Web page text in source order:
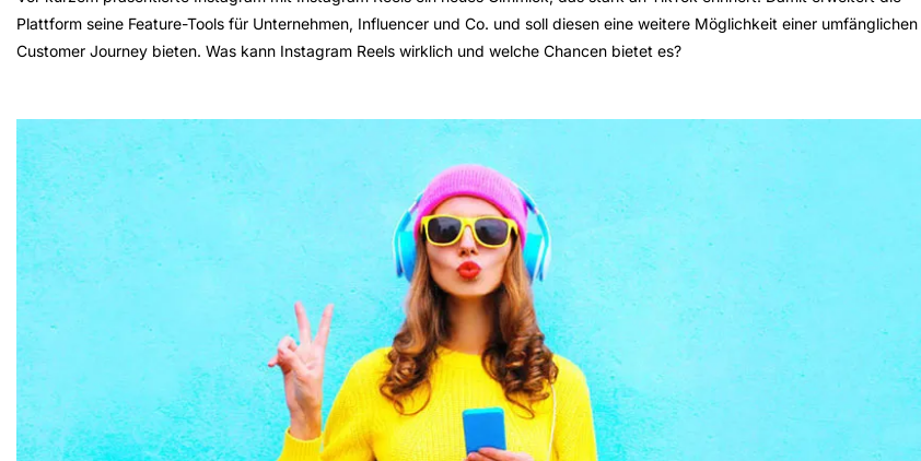
Plattform seine Feature-Tools für Unternehmen, Influencer und Co. und soll diesen eine weitere Möglichkeit einer umfänglichen
Customer Journey bieten. Was kann Instagram Reels wirklich und welche Chancen bietet es?